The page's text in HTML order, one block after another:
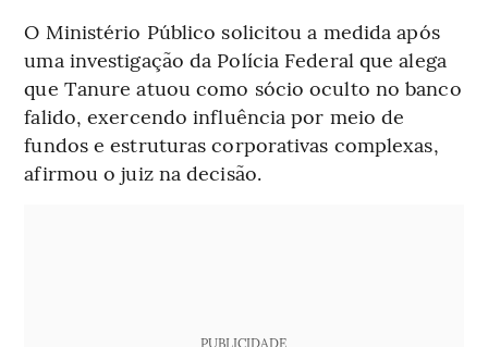
O Ministério Público solicitou a medida após
uma investigação da Polícia Federal que alega
que Tanure atuou como sócio oculto no banco
falido, exercendo influência por meio de
fundos e estruturas corporativas complexas,
afirmou o juiz na decisão.
PUBLICIDADE